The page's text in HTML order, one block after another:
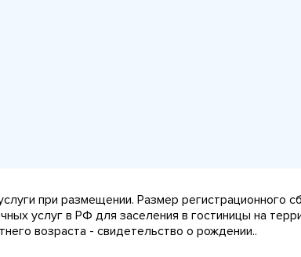
при размещении. Размер регистрационного
услуг в РФ для заселения в гостиницы на
возраста - свидетельство о рождении..